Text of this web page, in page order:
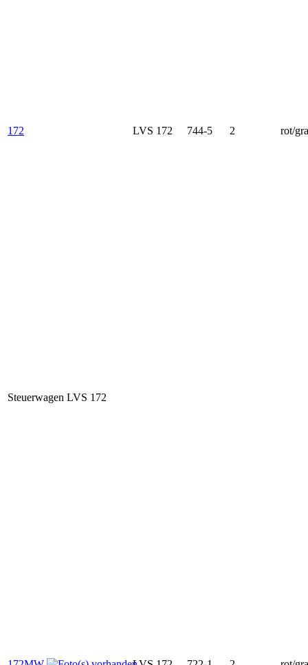
172 LVS 172 744-5 2 rot/
Steuerwagen LVS 172